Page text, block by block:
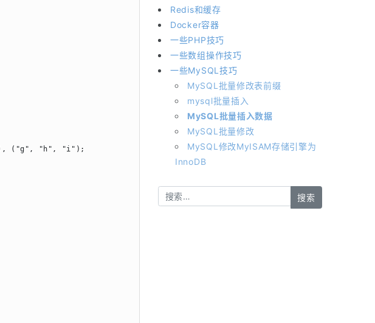
("g", "h", "i");
Redis和缓存
Docker容器
一些PHP技巧
一些数组操作技巧
一些MySQL技巧
MySQL批量修改表前缀
mysql批量插入
MySQL批量插入数据
MySQL批量修改
MySQL修改MyISAM存储引擎为
InnoDB